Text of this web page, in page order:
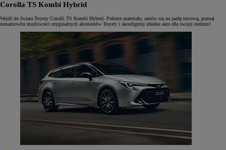
Corolla TS Kombi Hybrid
Wejdź do świata Toyoty Corolli TS Kombi Hybrid. Pobierz materiały, umów się na jazdę testową, poznaj
niesamowite możliwości oryginalnych akcesoriów Toyoty i skonfiguruj idealne auto dla swojej rodziny!